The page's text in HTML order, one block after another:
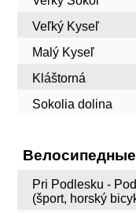
Veľký Kyseľ
Malý Kyseľ
Kláštorná
Sokolia dolina
Pri Podlesku -
(šport, horský